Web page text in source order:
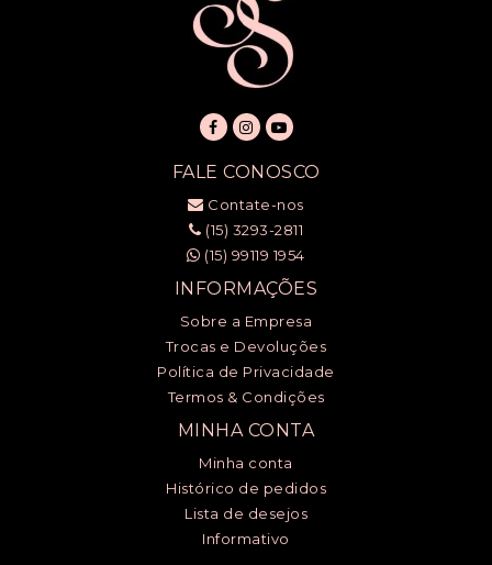
FALE CONOSCO
Contate-nos
(15) 3293-2811
(15) 99119 1954
INFORMAÇÕES
Sobre a Empresa
Trocas e Devoluções
Política de Privacidade
Termos & Condições
MINHA CONTA
Minha conta
Histórico de pedidos
Lista de desejos
Informativo